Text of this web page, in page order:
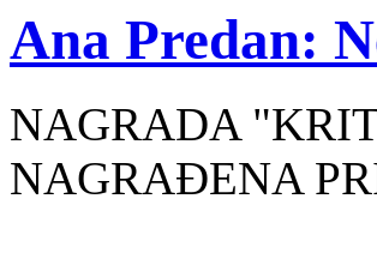
Ana Predan:
NAGRADA
NAGRAĐENA